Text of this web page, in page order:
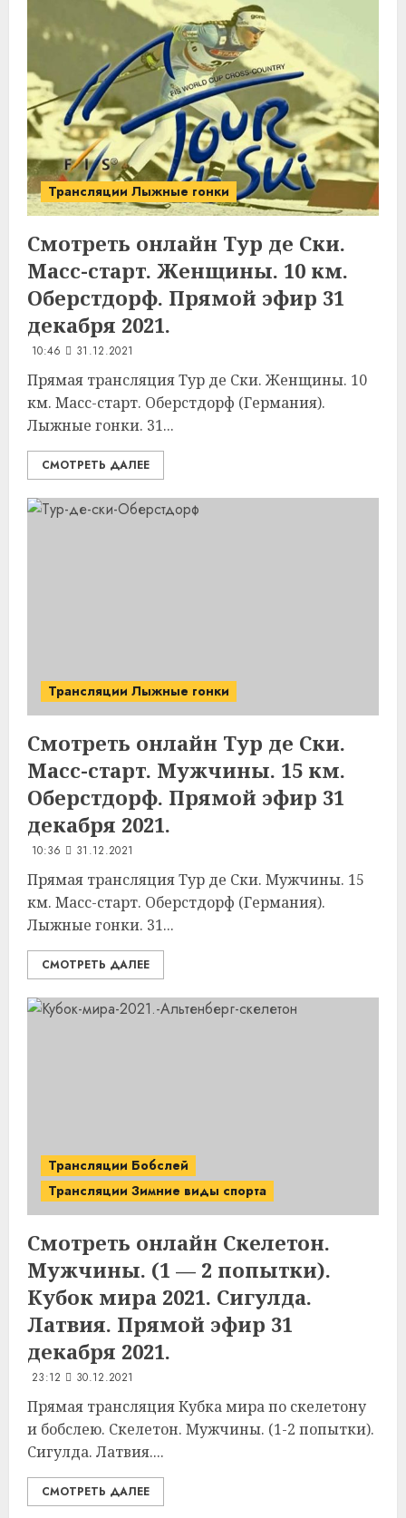
Трансляции Лыжные гонки
Смотреть онлайн Тур де Ски.
Масс-старт. Женщины. 10 км.
Оберстдорф. Прямой эфир 31
декабря 2021.
10:46 31.12.2021
Прямая трансляция Тур де Ски. Женщины. 10
км. Масс-старт. Оберстдорф (Германия).
Лыжные гонки. 31...
СМОТРЕТЬ ДАЛЕЕ
Трансляции Лыжные гонки
Смотреть онлайн Тур де Ски.
Масс-старт. Мужчины. 15 км.
Оберстдорф. Прямой эфир 31
декабря 2021.
10:36 31.12.2021
Прямая трансляция Тур де Ски. Мужчины. 15
км. Масс-старт. Оберстдорф (Германия).
Лыжные гонки. 31...
СМОТРЕТЬ ДАЛЕЕ
Трансляции Бобслей
Трансляции Зимние виды спорта
Смотреть онлайн Скелетон.
Мужчины. (1 — 2 попытки).
Кубок мира 2021. Сигулда.
Латвия. Прямой эфир 31
декабря 2021.
23:12 30.12.2021
Прямая трансляция Кубка мира по скелетону
и бобслею. Скелетон. Мужчины. (1-2 попытки).
Сигулда. Латвия....
СМОТРЕТЬ ДАЛЕЕ